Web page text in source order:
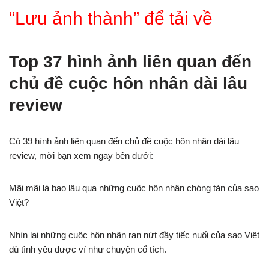
“Lưu ảnh thành” để tải về
Top 37 hình ảnh liên quan đến
chủ đề cuộc hôn nhân dài lâu
review
Có 39 hình ảnh liên quan đến chủ đề cuộc hôn nhân dài lâu
review, mời bạn xem ngay bên dưới:
Mãi mãi là bao lâu qua những cuộc hôn nhân chóng tàn của sao
Việt?
Nhìn lại những cuộc hôn nhân rạn nứt đầy tiếc nuối của sao Việt
dù tình yêu được ví như chuyện cổ tích.